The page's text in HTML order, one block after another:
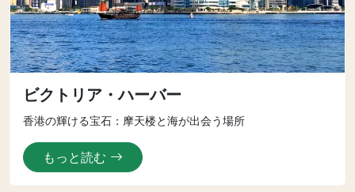
ビクトリア・ハーバー
香港の輝ける宝石：摩天楼と海が出会う場所
もっと読む